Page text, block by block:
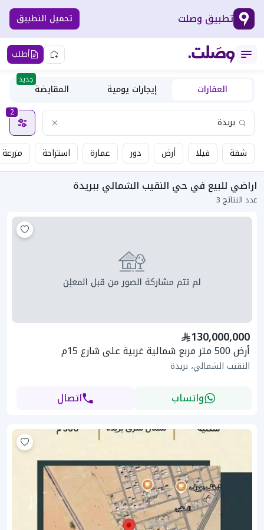
تطبيق وصلت تحميل التطبيق
أطلب
العقارات إيجارات يومية المقايضة
جديد
2
شقة فيلا أرض دور عمارة استراحة مزرعة
اراضي للبيع في حي النقيب الشمالي ببريدة
عدد النتائج 3
130,000,000
أرض 500 متر مربع شمالية غربية على شارع 15م
النقيب الشمالي، بريدة
واتساب اتصال